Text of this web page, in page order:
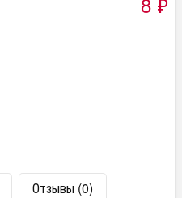
Отзывы (0)